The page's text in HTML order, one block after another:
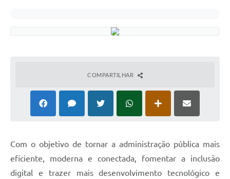
COMPARTILHAR
Com o objetivo de tornar a administração pública mais
eficiente, moderna e conectada, fomentar a inclusão
digital e trazer mais desenvolvimento tecnológico e